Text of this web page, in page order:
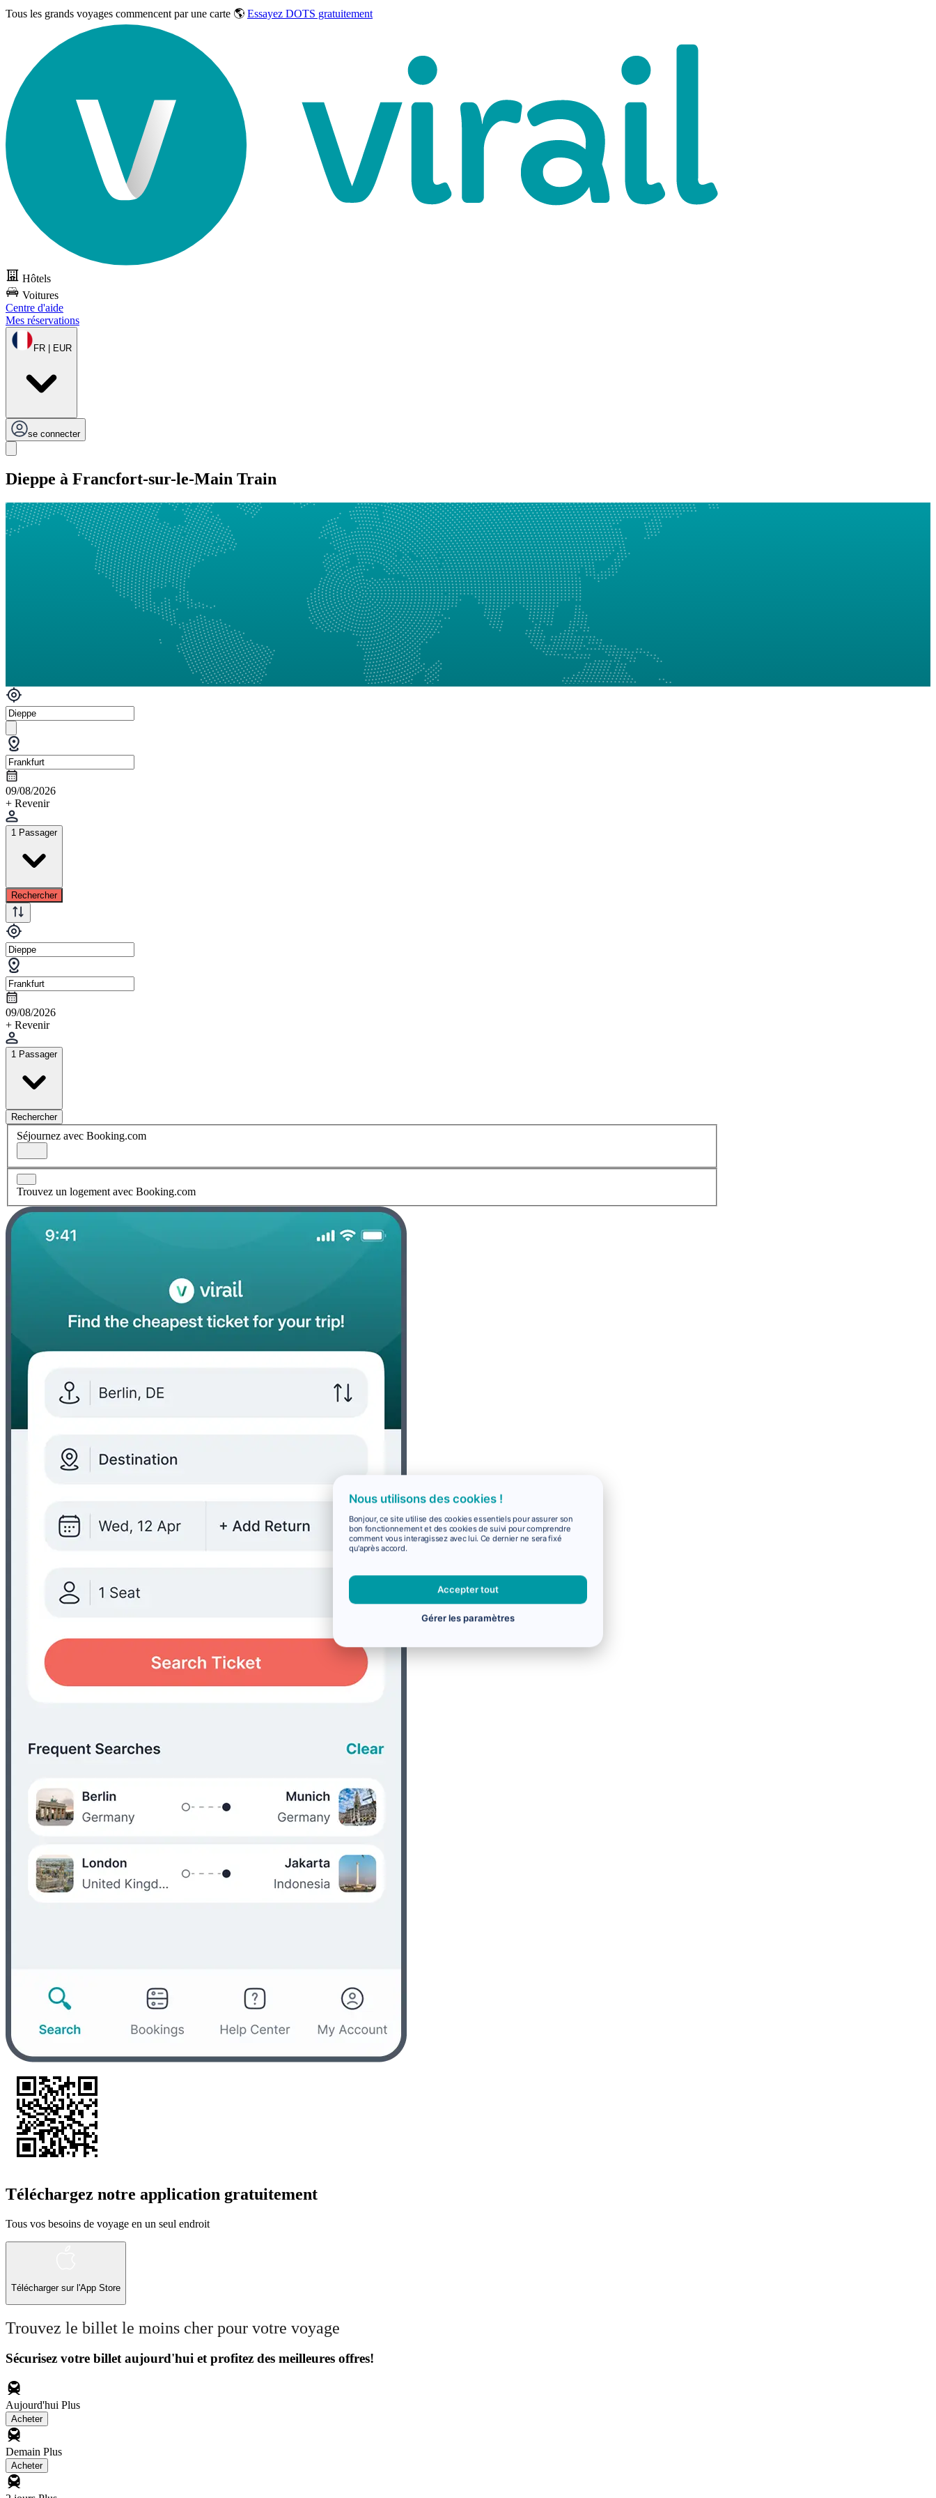
Tous les grands voyages commencent par une carte 🌎 Essayez DOTS gratuitement
Hôtels
Voitures
Centre d'aide
Mes réservations
FR | EUR
se connecter
Dieppe à Francfort-sur-le-Main Train
09/08/2026
+ Revenir
1 Passager
Rechercher
09/08/2026
+ Revenir
1 Passager
Rechercher
Séjournez avec Booking.com
Trouvez un logement avec Booking.com
Téléchargez notre application gratuitement
Tous vos besoins de voyage en un seul endroit
Télécharger sur l'App Store
Trouvez le billet le moins cher pour votre voyage
Sécurisez votre billet aujourd'hui et profitez des meilleures offres!
Aujourd'hui Plus
Acheter
Demain Plus
Acheter
Nous utilisons des cookies !
Bonjour, ce site utilise des cookies essentiels pour assurer son
bon fonctionnement et des cookies de suivi pour comprendre
comment vous interagissez avec lui. Ce dernier ne sera fixé
qu'après accord.
Accepter tout
Gérer les paramètres